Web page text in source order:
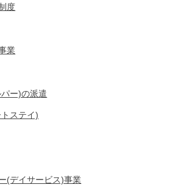
度
業
ー)の派遣
ステイ)
(デイサービス)事業